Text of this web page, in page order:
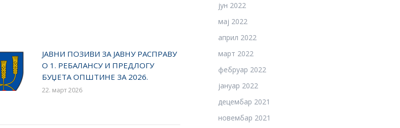
ЈАВНИ ПОЗИВИ ЗА ЈАВНУ РАСПРАВУ
О 1. РЕБАЛАНСУ И ПРЕДЛОГУ
БУЏЕТА ОПШТИНЕ ЗА 2026.
22. март 2026
јун 2022
мај 2022
април 2022
март 2022
фебруар 2022
јануар 2022
децембар 2021
новембар 2021